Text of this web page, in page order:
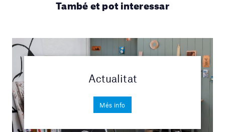
També et pot interessar
Actualitat
Més info